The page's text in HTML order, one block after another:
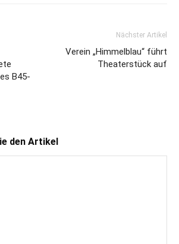
B45-
Nächster Artikel
Verein „Himmelblau“ führt
Theaterstück auf
den Artikel